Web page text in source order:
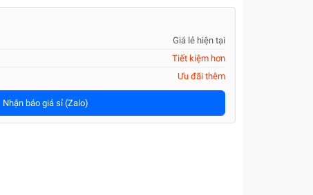
Giá lẻ hiện tại
Tiết kiệm hơn
Ưu đãi thêm
Nhận báo giá sỉ (Zalo)